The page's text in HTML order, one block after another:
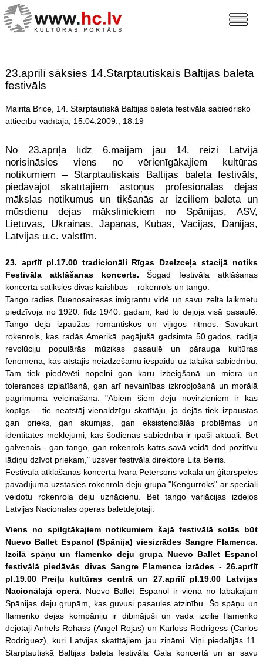
23.aprīlī sāksies 14.Starptautiskais Baltijas baleta
festivāls
Mairita Brice, 14. Starptautiskā Baltijas baleta festivāla sabiedrisko
attiecību vadītāja, 15.04.2009., 18:19
No 23.aprīļa līdz 6.maijam jau 14. reizi Latvijā
norisināsies viens no vērienīgākajiem kultūras
notikumiem – Starptautiskais Baltijas baleta festivāls,
piedāvājot skatītājiem astoņus profesionālās dejas
mākslas notikumus un tikšanās ar izciliem baleta un
mūsdienu dejas māksliniekiem no Spānijas, ASV,
Lietuvas, Ukrainas, Japānas, Kubas, Vācijas, Dānijas,
Latvijas u.c. valstīm.
23. aprīlī pl.17.00 tradicionāli Rīgas Dzelzceļa stacijā notiks
Festivāla atklāšanas koncerts. Šogad festivāla atklāšanas
koncertā satiksies divas kaislības – rokenrols un tango.
Tango radies Buenosairesas imigrantu vidē un savu zelta laikmetu
piedzīvoja no 1920. līdz 1940. gadam, kad to dejoja visā pasaulē.
Tango deja izpaužas romantiskos un vijīgos ritmos. Savukārt
rokenrols, kas radās Amerikā pagājušā gadsimta 50.gados, radīja
revolūciju populārās mūzikas pasaulē un pārauga kultūras
fenomenā, kas atstājis neizdzēšamu iespaidu uz tālaika sabiedrību.
Tam tiek piedēvēti nopelni gan karu izbeigšanā un miera un
tolerances izplatīšanā, gan arī nevainības izkropļošanā un morālā
pagrimuma veicināšanā. "Abiem šiem deju novirzieniem ir kas
kopīgs – tie neatstāj vienaldzīgu skatītāju, jo dejās tiek izpaustas
gan prieks, gan skumjas, gan eksistenciālās problēmas un
identitātes meklējumi, kas šodienas sabiedrībā ir īpaši aktuāli. Bet
galvenais - gan tango, gan rokenrols katrs savā veidā dod pozitīvu
lādiņu dzīvot priekam," uzsver festivāla direktore Lita Beiris.
Festivāla atklāšanas koncertā Ivara Pētersons vokāla un ģitārspēles
pavadījumā uzstāsies rokenrola deju grupa "Ķengurroks" ar speciāli
veidotu rokenrola deju uznācienu. Bet tango variācijas izdejos
Latvijas Nacionālās operas baletdejotāji.
Viens no spilgtākajiem notikumiem šajā festivālā solās būt
Nuevo Ballet Espanol (Spānija) viesizrādes Sangre Flamenca.
Izcilā spāņu un flamenko deju grupa Nuevo Ballet Espanol
festivālā piedāvās divas Sangre Flamenca izrādes - 26.aprīlī
pl.19.00 Preiļu kultūras centrā un 27.aprīlī pl.19.00 Latvijas
Nacionālajā operā. Nuevo Ballet Espanol ir viena no labākajām
Spānijas deju grupām, kas guvusi pasaules atzinību. Šo spāņu un
flamenko dejas kompāniju ir dibinājuši un vada izcilie flamenko
dejotāji Anhels Rohass (Angel Rojas) un Karloss Rodrigess (Carlos
Rodriguez), kuri Latvijas skatītājiem jau zināmi. Viņi piedalījās 11.
Starptautiskā Baltijas baleta festivāla Gala koncertā un ar savu